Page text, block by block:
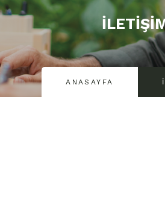
ANASAYFA